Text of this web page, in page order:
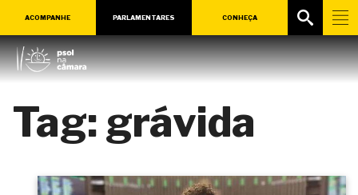
ACOMPANHE PARLAMENTARES CONHEÇA
Tag: grávida